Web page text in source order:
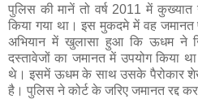
पुलिस की मानें तो वर्ष 2011 में
किया गया था। इस मुकदमे में वह
अभियान में खुलासा हुआ कि ऊधम ने
दस्तावेजों का जमानत में उपयोग किया
थे। इसमें ऊधम के साथ उसके पैरोकार
है। पुलिस ने कोर्ट के जरिए जमानत रद्द